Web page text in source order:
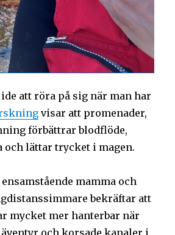
att röra på sig när man har
visar att promenader,
förbättrar blodflöde,
och lättar trycket i magen.
mamma och
bekräftar att
mycket mer hanterbar när
och korsade kanaler i